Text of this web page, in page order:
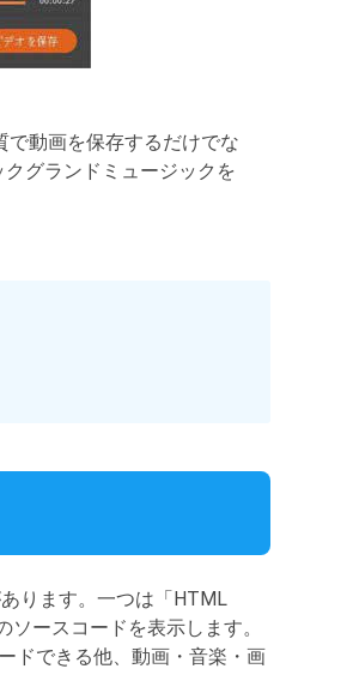
動画を保存するだけでな
グランドミュージックを
ります。一つは「HTML
ースコードを表示します。
ドできる他、動画・音楽・画